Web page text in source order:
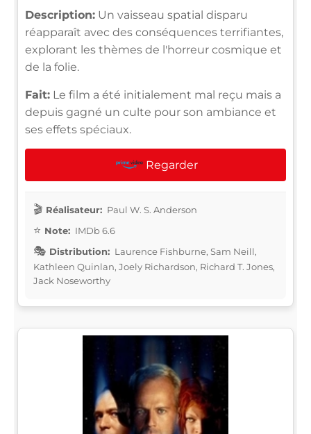
Description: Un vaisseau spatial disparu
réapparaît avec des conséquences terrifiantes,
explorant les thèmes de l'horreur cosmique et
de la folie.
Fait: Le film a été initialement mal reçu mais a
depuis gagné un culte pour son ambiance et
ses effets spéciaux.
Regarder
Réalisateur: Paul W. S. Anderson
Note: IMDb 6.6
Distribution: Laurence Fishburne, Sam Neill,
Kathleen Quinlan, Joely Richardson, Richard T. Jones,
Jack Noseworthy